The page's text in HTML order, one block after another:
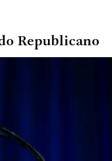
Republicano